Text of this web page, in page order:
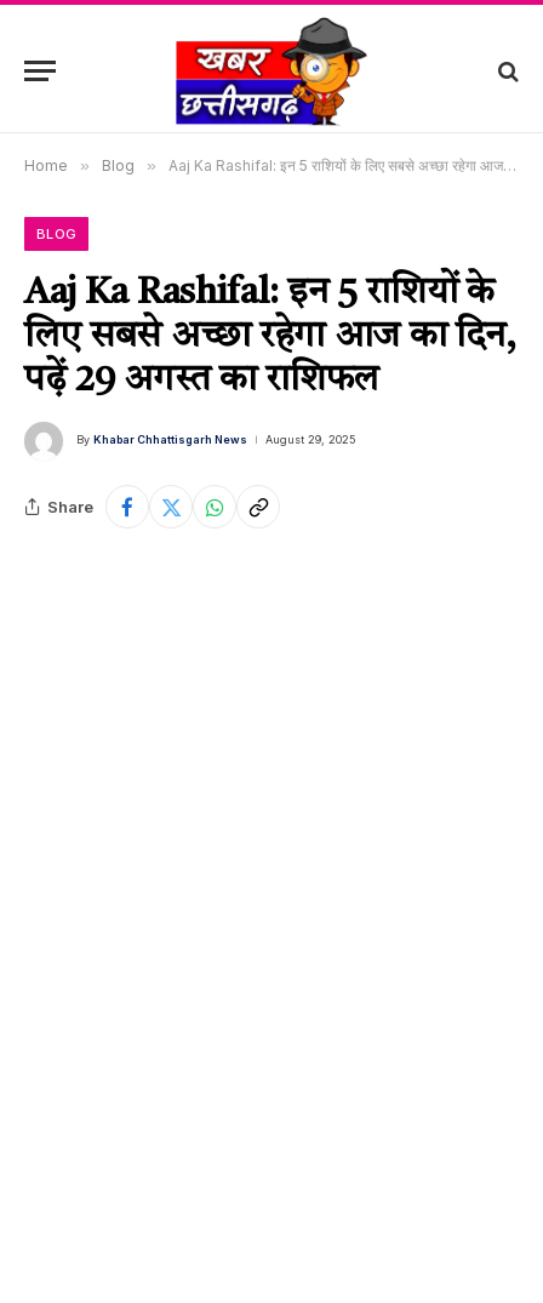
Home » Blog » Aaj Ka Rashifal: इन 5 राशियों के लिए सबसे अच्छा रहेगा आज का दिन, पढ़ें 29 अगस्त का राशिफल
BLOG
Aaj Ka Rashifal: इन 5 राशियों के
लिए सबसे अच्छा रहेगा आज का दिन,
पढ़ें 29 अगस्त का राशिफल
By Khabar Chhattisgarh News August 29, 2025
Share